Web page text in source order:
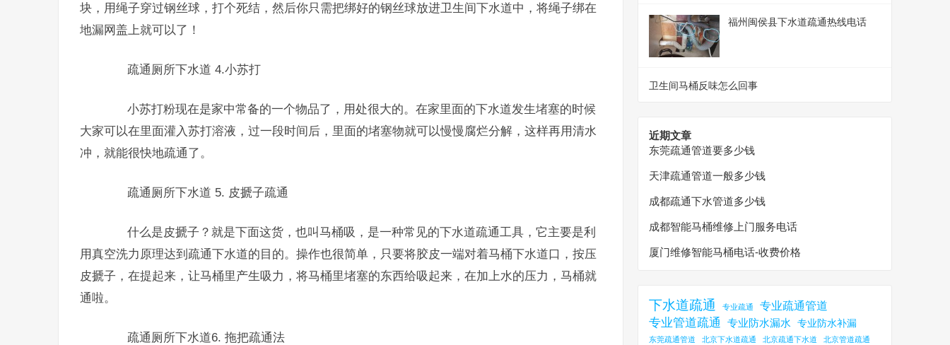
块，用绳子穿过钢丝球，打个死结，然后你只需把绑好的钢丝球放进卫生间下水道中，将绳子绑在
地漏网盖上就可以了！
疏通厕所下水道 4.小苏打
小苏打粉现在是家中常备的一个物品了，用处很大的。在家里面的下水道发生堵塞的时候
大家可以在里面灌入苏打溶液，过一段时间后，里面的堵塞物就可以慢慢腐烂分解，这样再用清水
冲，就能很快地疏通了。
疏通厕所下水道 5. 皮搋子疏通
什么是皮搋子？就是下面这货，也叫马桶吸，是一种常见的下水道疏通工具，它主要是利
用真空洗力原理达到疏通下水道的目的。操作也很简单，只要将胶皮一端对着马桶下水道口，按压
皮搋子，在提起来，让马桶里产生吸力，将马桶里堵塞的东西给吸起来，在加上水的压力，马桶就
通啦。
疏通厕所下水道6. 拖把疏通法
福州闽侯县下水道疏通热线电话
卫生间马桶反味怎么回事
近期文章
东莞疏通管道要多少钱
天津疏通管道一般多少钱
成都疏通下水管道多少钱
成都智能马桶维修上门服务电话
厦门维修智能马桶电话-收费价格
下水道疏通 专业疏通 专业疏通管道
专业管道疏通 专业防水漏水 专业防水补漏
东莞疏通管道 北京下水道疏通 北京疏通下水道 北京管道疏通